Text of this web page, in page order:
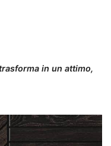
in un attimo,